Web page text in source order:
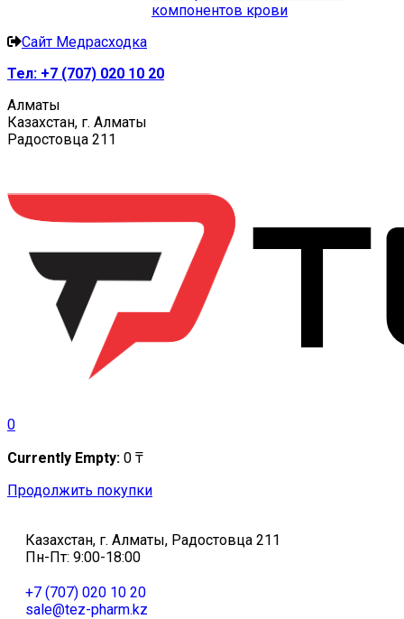
компонентов крови
Сайт Медрасходка
Тел: +7 (707) 020 10 20
Алматы
Казахстан, г. Алматы
Радостовца 211
0
Currently Empty: 0 ₸
Продолжить покупки
Казахстан, г. Алматы, Радостовца 211
Пн-Пт: 9:00-18:00
+7 (707) 020 10 20
sale@tez-pharm.kz